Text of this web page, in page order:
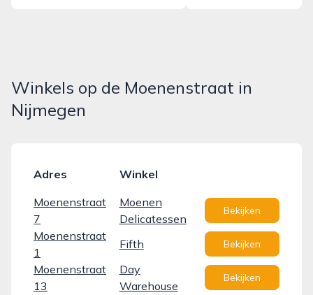
Winkels op de Moenenstraat in
Nijmegen
Adres
Winkel
Moenenstraat
7
Moenen
Delicatessen
Bekijken
Moenenstraat
1
Fifth Bekijken
Moenenstraat
13
Day
Warehouse
Bekijken